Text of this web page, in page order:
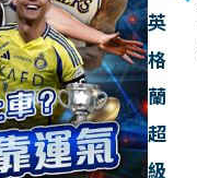
英
格
蘭
超
級